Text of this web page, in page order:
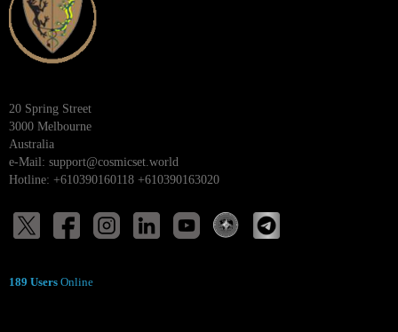
20 Spring Street
3000 Melbourne
Australia
e-Mail: support@cosmicset.world
Hotline: +610390160118 +610390163020
189 Users Online